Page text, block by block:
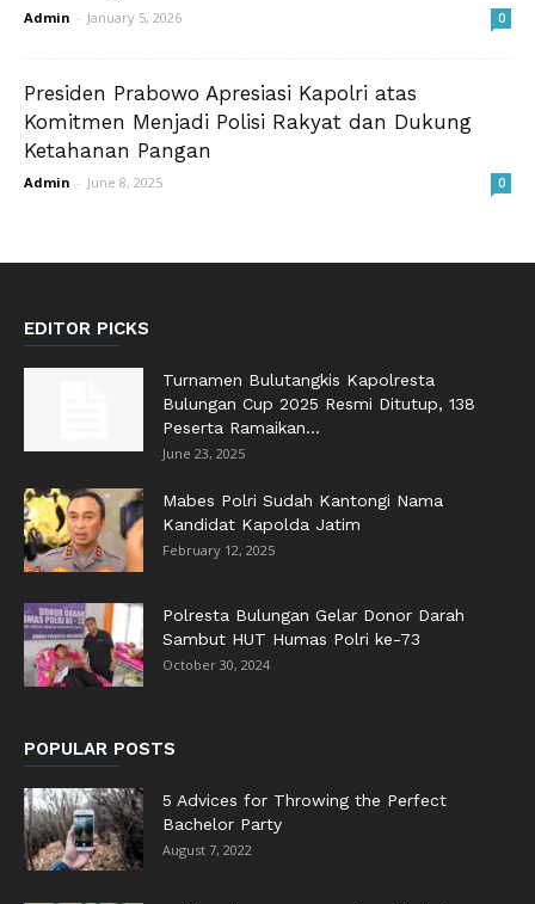
Admin - January 5, 2026 0
Presiden Prabowo Apresiasi Kapolri atas
Komitmen Menjadi Polisi Rakyat dan Dukung
Ketahanan Pangan
Admin - June 8, 2025 0
EDITOR PICKS
Turnamen Bulutangkis Kapolresta
Bulungan Cup 2025 Resmi Ditutup, 138
Peserta Ramaikan...
June 23, 2025
Mabes Polri Sudah Kantongi Nama
Kandidat Kapolda Jatim
February 12, 2025
Polresta Bulungan Gelar Donor Darah
Sambut HUT Humas Polri ke-73
October 30, 2024
POPULAR POSTS
5 Advices for Throwing the Perfect
Bachelor Party
August 7, 2022